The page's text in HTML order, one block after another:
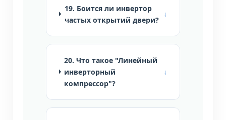
19. Боится ли инвертор
частых открытий двери?
20. Что такое "Линейный
инверторный
компрессор"?